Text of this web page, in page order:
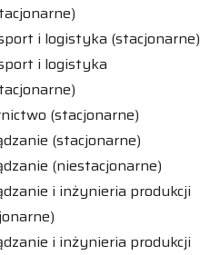
i logistyka (stacjonarne)
i logistyka
(stacjonarne)
(stacjonarne)
(niestacjonarne)
i inżynieria produkcji
i inżynieria produkcji